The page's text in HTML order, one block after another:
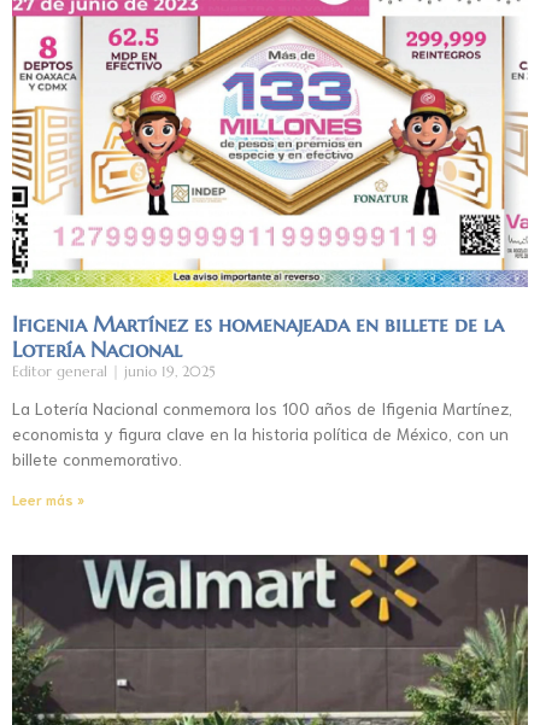
Ifigenia Martínez es homenajeada en billete de la
Lotería Nacional
Editor general junio 19, 2025
La Lotería Nacional conmemora los 100 años de Ifigenia Martínez,
economista y figura clave en la historia política de México, con un
billete conmemorativo.
Leer más »